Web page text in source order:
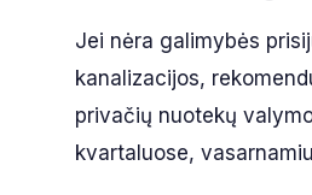
Jei nėra galimybės
kanalizacijos,
privačių nuotekų
kvartaluose,